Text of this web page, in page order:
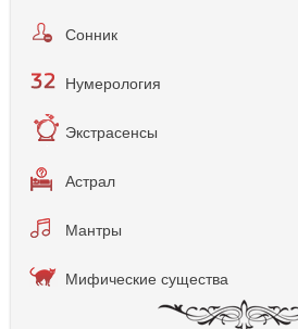
Сонник
Нумерология
Экстрасенсы
Астрал
Мантры
Мифические существа